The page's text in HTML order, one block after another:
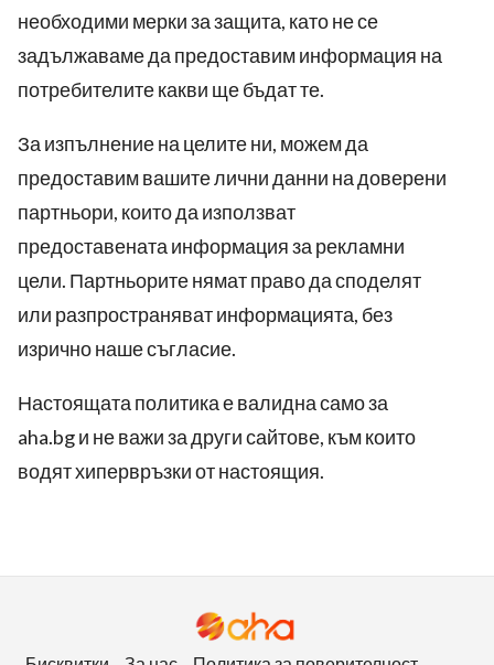
необходими мерки за защита, като не се
задължаваме да предоставим информация на
потребителите какви ще бъдат те.
За изпълнение на целите ни, можем да
предоставим вашите лични данни на доверени
партньори, които да използват
предоставената информация за рекламни
цели. Партньорите нямат право да споделят
или разпространяват информацията, без
изрично наше съгласие.
Настоящата политика е валидна само за
aha.bgи не важи за други сайтове, към които
водят хипервръзки от настоящия.